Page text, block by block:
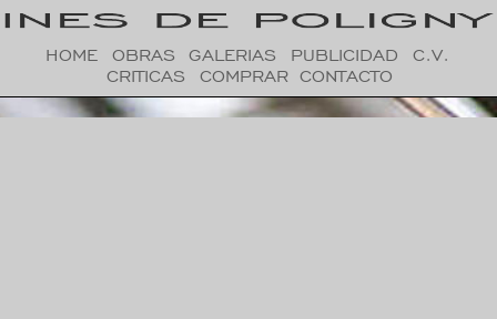
HOME OBRAS GALERIAS PUBLICIDAD
C.V.
CRITICAS
COMPRAR CONTACTO